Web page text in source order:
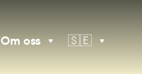
Om oss 🇸🇪